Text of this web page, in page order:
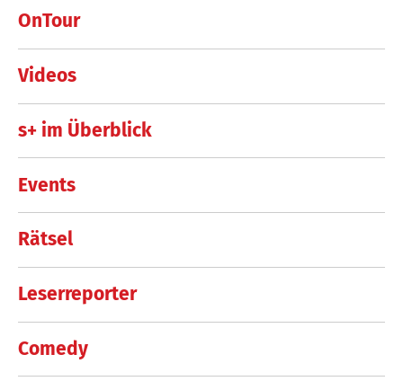
OnTour
Videos
s+ im Überblick
Events
Rätsel
Leserreporter
Comedy